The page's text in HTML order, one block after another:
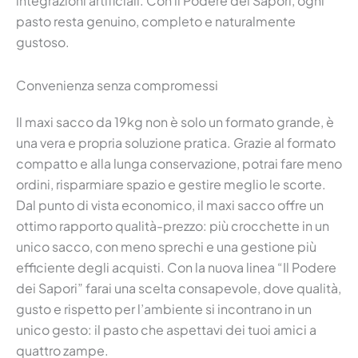
pasto resta genuino, completo e naturalmente
gustoso.
Convenienza senza compromessi
Il maxi sacco da 19kg non è solo un formato grande, è
una vera e propria soluzione pratica. Grazie al formato
compatto e alla lunga conservazione, potrai fare meno
ordini, risparmiare spazio e gestire meglio le scorte.
Dal punto di vista economico, il maxi sacco offre un
ottimo rapporto qualità-prezzo: più crocchette in un
unico sacco, con meno sprechi e una gestione più
efficiente degli acquisti. Con la nuova linea “Il Podere
dei Sapori” farai una scelta consapevole, dove qualità,
gusto e rispetto per l’ambiente si incontrano in un
unico gesto: il pasto che aspettavi dei tuoi amici a
quattro zampe.